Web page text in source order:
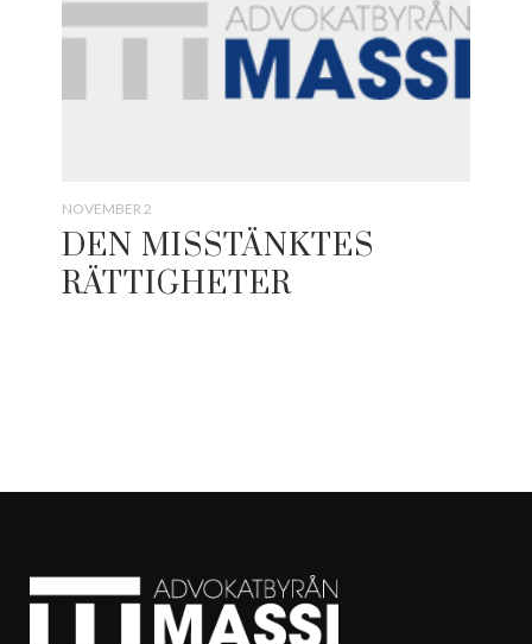
NOVEMBER 2
DEN MISSTÄNKTES
RÄTTIGHETER